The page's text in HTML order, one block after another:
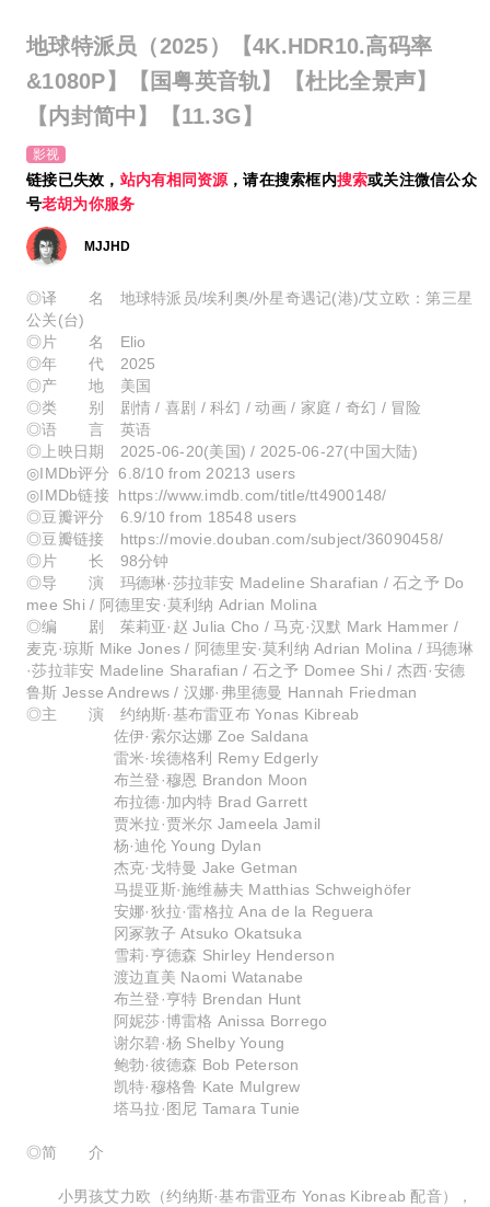
地球特派员（2025）【4K.HDR10.高码率
&1080P】【国粤英音轨】【杜比全景声】
【内封简中】【11.3G】
影视
链接已失效， 站内有相同资源 ，请在搜索框内搜索或关注微信公众
号老胡为你服务
MJJHD
◎译 名 地球特派员/埃利奥/外星奇遇记(港)/艾立欧：第三星
公关(台)
◎片 名 Elio
◎年 代 2025
◎产 地 美国
◎类 别 剧情 / 喜剧 / 科幻 / 动画 / 家庭 / 奇幻 / 冒险
◎语 言 英语
◎上映日期 2025-06-20(美国) / 2025-06-27(中国大陆)
◎IMDb评分 6.8/10 from 20213 users
◎IMDb链接 https://www.imdb.com/title/tt4900148/
◎豆瓣评分 6.9/10 from 18548 users
◎豆瓣链接 https://movie.douban.com/subject/36090458/
◎片 长 98分钟
◎导 演 玛德琳·莎拉菲安 Madeline Sharafian / 石之予 Do
mee Shi / 阿德里安·莫利纳 Adrian Molina
◎编 剧 茱莉亚·赵 Julia Cho / 马克·汉默 Mark Hammer /
麦克·琼斯 Mike Jones / 阿德里安·莫利纳 Adrian Molina / 玛德琳
·莎拉菲安 Madeline Sharafian / 石之予 Domee Shi / 杰西·安德
鲁斯 Jesse Andrews / 汉娜·弗里德曼 Hannah Friedman
◎主 演 约纳斯·基布雷亚布 Yonas Kibreab
佐伊·索尔达娜 Zoe Saldana
雷米·埃德格利 Remy Edgerly
布兰登·穆恩 Brandon Moon
布拉德·加内特 Brad Garrett
贾米拉·贾米尔 Jameela Jamil
杨·迪伦 Young Dylan
杰克·戈特曼 Jake Getman
马提亚斯·施维赫夫 Matthias Schweighöfer
安娜·狄拉·雷格拉 Ana de la Reguera
冈冢敦子 Atsuko Okatsuka
雪莉·亨德森 Shirley Henderson
渡边直美 Naomi Watanabe
布兰登·亨特 Brendan Hunt
阿妮莎·博雷格 Anissa Borrego
谢尔碧·杨 Shelby Young
鲍勃·彼德森 Bob Peterson
凯特·穆格鲁 Kate Mulgrew
塔马拉·图尼 Tamara Tunie
◎简 介
小男孩艾力欧（约纳斯·基布雷亚布 Yonas Kibreab 配音），